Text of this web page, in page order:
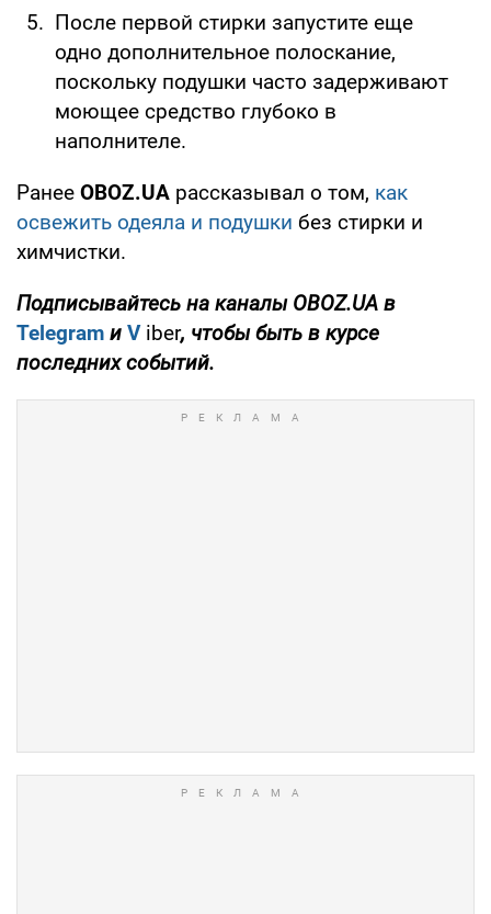
После первой стирки запустите еще
одно дополнительное полоскание,
поскольку подушки часто задерживают
моющее средство глубоко в
наполнителе.
Ранее OBOZ.UA рассказывал о том, как
освежить одеяла и подушки без стирки и
химчистки.
Подписывайтесь на каналы OBOZ.UA в
Telegram и Viber, чтобы быть в курсе
последних событий.